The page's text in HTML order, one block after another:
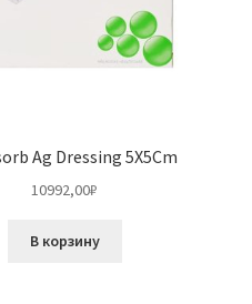
Ag Dressing 5X5Cm
10992,00₽
В корзину